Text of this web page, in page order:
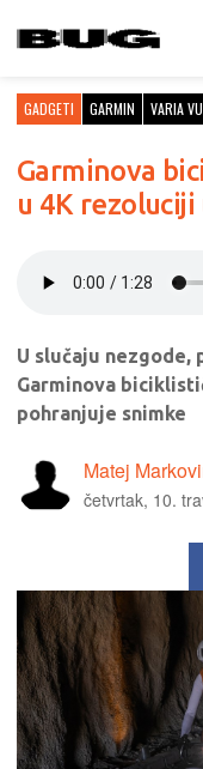
GADGETI GARMIN VARIA
Garminova
u 4K rezoluciji
U slučaju nezgode,
Garminova
pohranjuje snimke
Matej
četvrtak, 10.